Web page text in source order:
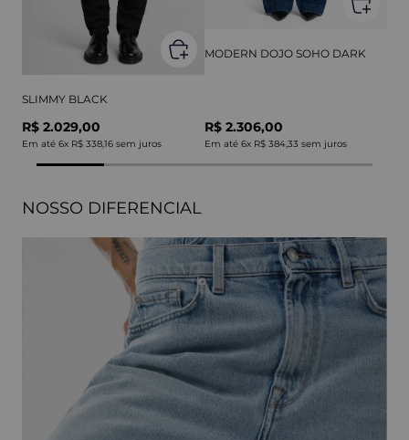
SLIMMY BLACK
R$ 2.029,00
Em até 6x R$ 338,16 sem juros
MODERN DOJO SOHO DARK
R$ 2.306,00
Em até 6x R$ 384,33 sem juros
NOSSO DIFERENCIAL